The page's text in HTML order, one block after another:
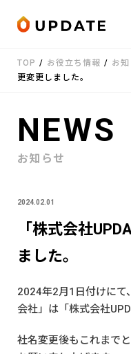
会社概要
サービス
お知らせ
お役立ち情報
TOP / お役立ち情報 / お知
更変更しました。
NEWS
お知らせ
2024.02.01
「株式会社
ました。
2024年2月1日付けにて
会社」は「株式会社
社名変更後もこれまで